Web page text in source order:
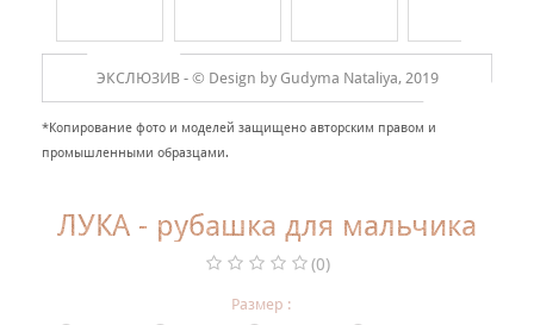
МЕРНЫЕ ИКОНЫ
НАРЯДНАЯ ОДЕЖДА ДЛЯ ДЕТЕЙ
Фотогалерея
Интересное о крещении ребенка
ЭКСЛЮЗИВ - © Design by Gudyma Nataliya, 2019
*Копирование фото и моделей защищено авторским правом и
промышленными образцами.
ЛУКА - рубашка для мальчика
(0)
Размер :